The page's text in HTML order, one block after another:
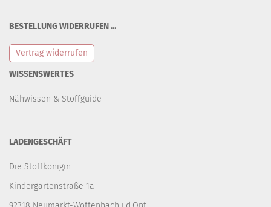
BESTELLUNG WIDERRUFEN ...
Vertrag widerrufen
WISSENSWERTES
Nähwissen & Stoffguide
LADENGESCHÄFT
Die Stoffkönigin
Kindergartenstraße 1a